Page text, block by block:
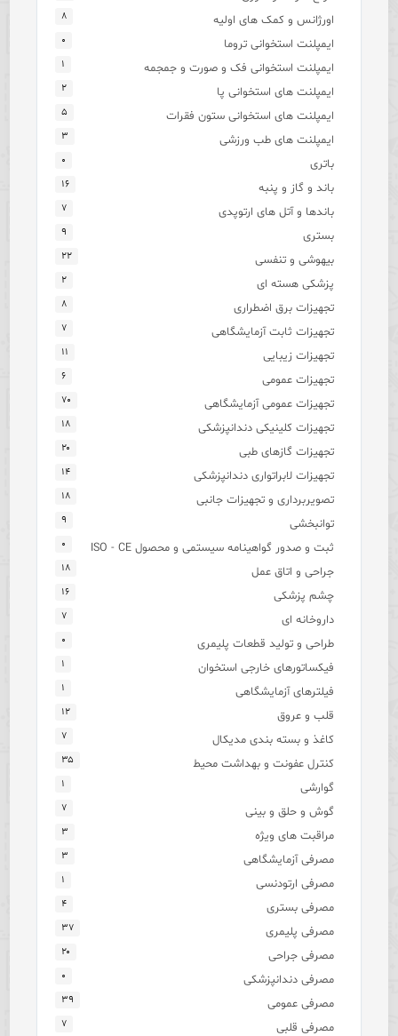
اورژانس و کمک های اولیه ۸
ایمپلنت استخوانی تروما ۰
ایمپلنت استخوانی فک و صورت و جمجمه ۱
ایمپلنت های استخوانی پا ۲
ایمپلنت های استخوانی ستون فقرات ۵
ایمپلنت های طب ورزشی ۳
باتری ۰
باند و گاز و پنبه ۱۶
باندها و آتل های ارتوپدی ۷
بستری ۹
بیهوشی و تنفسی ۲۲
پزشکی هسته ای ۲
تجهیزات برق اضطراری ۸
تجهیزات ثابت آزمایشگاهی ۷
تجهیزات زیبایی ۱۱
تجهیزات عمومی ۶
تجهیزات عمومی آزمایشگاهی ۷۰
تجهیزات کلینیکی دندانپزشکی ۱۸
تجهیزات گازهای طبی ۲۰
تجهیزات لابراتواری دندانپزشکی ۱۴
تصویربرداری و تجهیزات جانبی ۱۸
توانبخشی ۹
ثبت و صدور گواهینامه سیستمی و محصول ISO - CE ۰
جراحی و اتاق عمل ۱۸
چشم پزشکی ۱۶
داروخانه ای ۷
طراحی و تولید قطعات پلیمری ۰
فیکساتورهای خارجی استخوان ۱
فیلترهای آزمایشگاهی ۱
قلب و عروق ۱۲
کاغذ و بسته بندی مدیکال ۷
کنترل عفونت و بهداشت محیط ۳۵
گوارشی ۱
گوش و حلق و بینی ۷
مراقبت های ویژه ۳
مصرفی آزمایشگاهی ۳
مصرفی ارتودنسی ۱
مصرفی بستری ۴
مصرفی پلیمری ۳۷
مصرفی جراحی ۲۰
مصرفی دندانپزشکی ۰
مصرفی عمومی ۳۹
مصرفی قلبی ۷